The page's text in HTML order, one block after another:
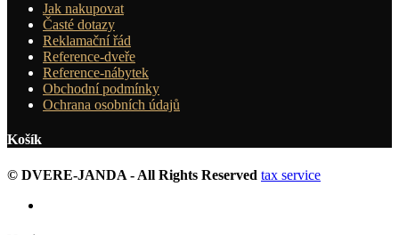
Jak nakupovat
Časté dotazy
Reklamační řád
Reference-dveře
Reference-nábytek
Obchodní podmínky
Ochrana osobních údajů
Košík
© DVERE-JANDA - All Rights Reserved tax service